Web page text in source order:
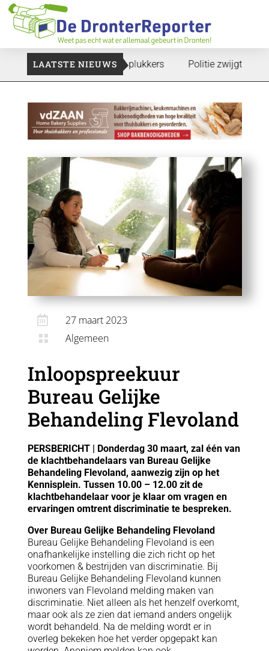
LAATSTE NIEUWS
Voedselbank zoekt plukkers Politie zwijgt nog over
 27 maart 2023
 Algemeen
Inloopspreekuur
Bureau Gelijke
Behandeling Flevoland
PERSBERICHT | Donderdag 30 maart, zal één van
de klachtbehandelaars van Bureau Gelijke
Behandeling Flevoland, aanwezig zijn op het
Kennisplein. Tussen 10.00 – 12.00 zit de
klachtbehandelaar voor je klaar om vragen en
ervaringen omtrent discriminatie te bespreken.
Over Bureau Gelijke Behandeling Flevoland
Bureau Gelijke Behandeling Flevoland is een
onafhankelijke instelling die zich richt op het
voorkomen & bestrijden van discriminatie. Bij
Bureau Gelijke Behandeling Flevoland kunnen
inwoners van Flevoland melding maken van
discriminatie. Niet alleen als het henzelf overkomt,
maar ook als ze zien dat iemand anders ongelijk
wordt behandeld. Na de melding wordt er in
overleg bekeken hoe het verder opgepakt kan